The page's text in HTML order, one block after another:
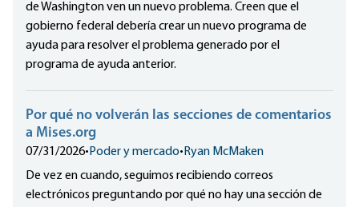
de Washington ven un nuevo problema. Creen que el
gobierno federal debería crear un nuevo programa de
ayuda para resolver el problema generado por el
programa de ayuda anterior.
Por qué no volverán las secciones de comentarios
a Mises.org
07/31/2026• Poder y mercado• Ryan McMaken
De vez en cuando, seguimos recibiendo correos
electrónicos preguntando por qué no hay una sección de